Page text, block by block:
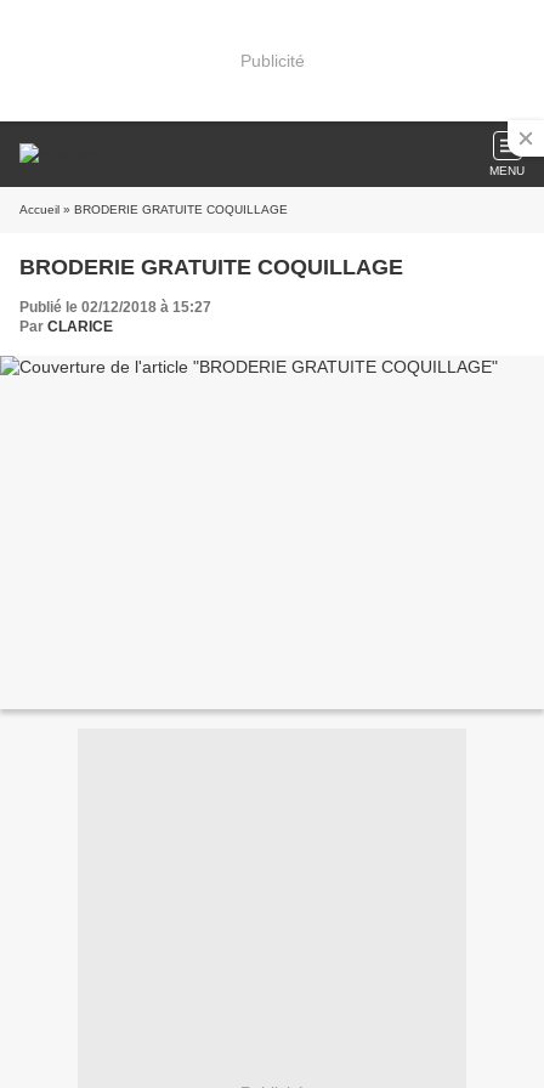
Publicité
MENU
Accueil » BRODERIE GRATUITE COQUILLAGE
BRODERIE GRATUITE COQUILLAGE
Publié le 02/12/2018 à 15:27
Par CLARICE